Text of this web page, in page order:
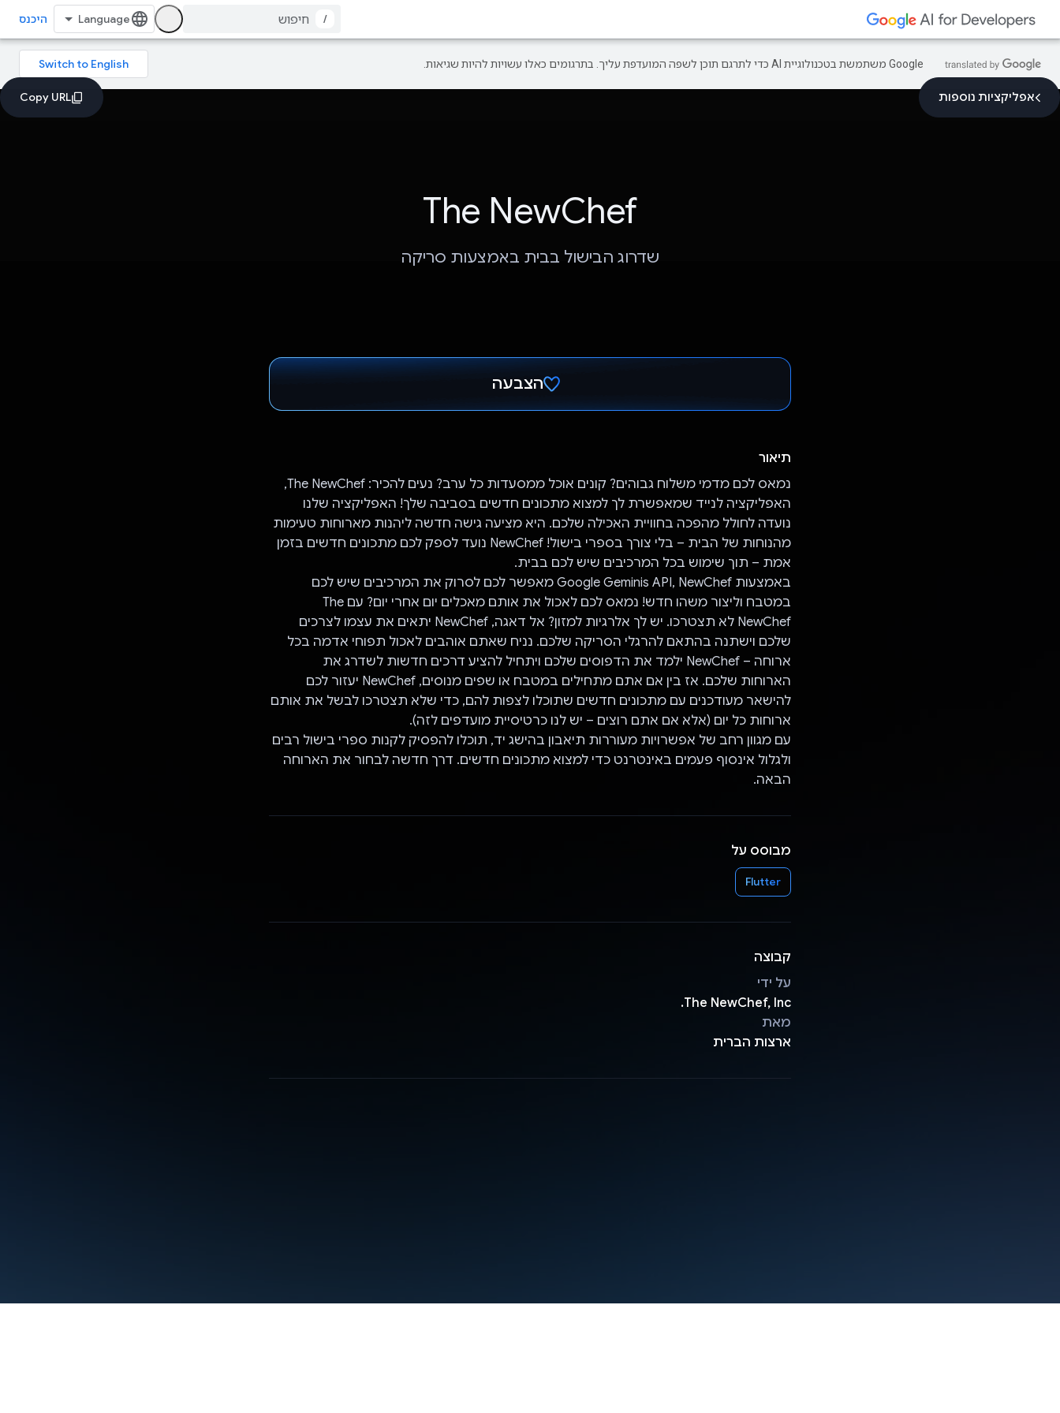
/ היכנס
‫Google משתמשת בטכנולוגיית AI כדי לתרגם תוכן לשפה המועדפת עליך. בתרגומים כאלו עשויות להיות שגיאות.
אפליקציות נוספות
The NewChef
שדרוג הבישול בבית באמצעות סריקה
הצבעה
תיאור
נמאס לכם מדמי משלוח גבוהים? קונים אוכל ממסעדות כל ערב? נעים להכיר: The NewChef,
האפליקציה לנייד שמאפשרת לך למצוא מתכונים חדשים בסביבה שלך! האפליקציה שלנו
נועדה לחולל מהפכה בחוויית האכילה שלכם. היא מציעה גישה חדשה ליהנות מארוחות טעימות
מהנוחות של הבית – בלי צורך בספרי בישול! NewChef נועד לספק לכם מתכונים חדשים בזמן
אמת – תוך שימוש בכל המרכיבים שיש לכם בבית.
באמצעות Google Geminis API, NewChef מאפשר לכם לסרוק את המרכיבים שיש לכם
במטבח וליצור משהו חדש! נמאס לכם לאכול את אותם מאכלים יום אחרי יום? עם The
NewChef לא תצטרכו. יש לך אלרגיות למזון? אל דאגה, NewChef יתאים את עצמו לצרכים
שלכם וישתנה בהתאם להרגלי הסריקה שלכם. נניח שאתם אוהבים לאכול תפוחי אדמה בכל
ארוחה – NewChef ילמד את הדפוסים שלכם ויתחיל להציע דרכים חדשות לשדרג את
הארוחות שלכם. אז בין אם אתם מתחילים במטבח או שפים מנוסים, NewChef יעזור לכם
להישאר מעודכנים עם מתכונים חדשים שתוכלו לצפות להם, כדי שלא תצטרכו לבשל את אותם
ארוחות כל יום (אלא אם אתם רוצים – יש לנו כרטיסיית מועדפים לזה).
עם מגוון רחב של אפשרויות מעוררות תיאבון בהישג יד, תוכלו להפסיק לקנות ספרי בישול רבים
ולגלול אינסוף פעמים באינטרנט כדי למצוא מתכונים חדשים. דרך חדשה לבחור את הארוחה
הבאה.
מבוסס על
Flutter
קבוצה
על ידי
The NewChef, Inc.
מאת
ארצות הברית